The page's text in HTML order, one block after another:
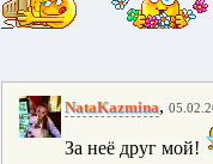
NataKazmina,
За неё друг мой!